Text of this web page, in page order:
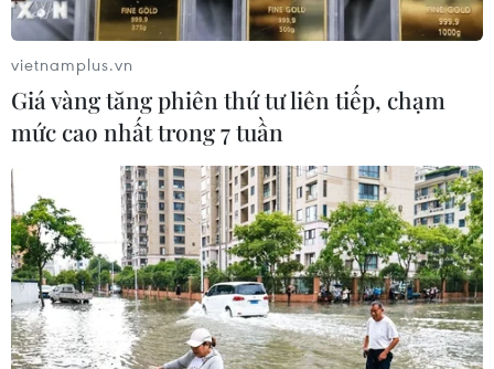
vietnamplus.vn
Giá vàng tăng phiên thứ tư liên tiếp, chạm
mức cao nhất trong 7 tuần